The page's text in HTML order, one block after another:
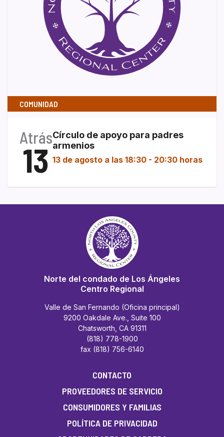
COMUNIDAD
Atrás
13
Círculo de apoyo para padres
armenios
13 de agosto a las 18:30 - 20:30 horas
Norte del condado de Los Ángeles
Centro Regional
Valle de San Fernando (Oficina principal)
9200 Oakdale Ave., Suite 100
Chatsworth, CA 91311
(818) 778-1900
fax (818) 756-6140
CONTACTO
PROVEEDORES DE SERVICIO
CONSUMIDORES Y FAMILIAS
POLÍTICA DE PRIVACIDAD